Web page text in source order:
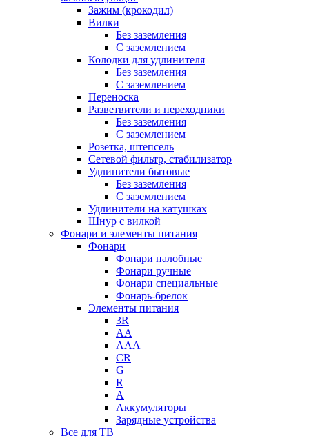
Зажим (крокодил)
Вилки
Без заземления
С заземлением
Колодки для удлинителя
Без заземления
С заземлением
Переноска
Разветвители и переходники
Без заземления
С заземлением
Розетка, штепсель
Сетевой фильтр, стабилизатор
Удлинители бытовые
Без заземления
С заземлением
Удлинители на катушках
Шнур с вилкой
Фонари и элементы питания
Фонари
Фонари налобные
Фонари ручные
Фонари специальные
Фонарь-брелок
Элементы питания
3R
AA
AAA
CR
G
R
А
Аккумуляторы
Зарядные устройства
Все для ТВ